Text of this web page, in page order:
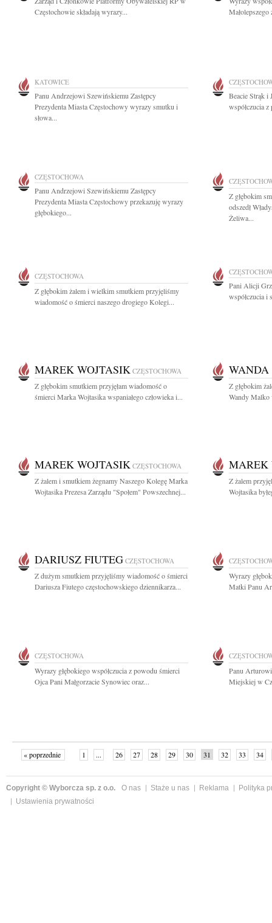
Częstochowie składają wyrazy...
KATOWICE
Panu Andrzejowi Szewińskiemu Zastępcy
Prezydenta Miasta Częstochowy wyrazy smutku i
słowa...
Beacie Strąk i
współczucia
CZĘSTOCHOWA
Panu Andrzejowi Szewińskiemu Zastępcy
Prezydenta Miasta Częstochowy przekazuję wyrazy
głębokiego...
Z głębokim
odszedł
Żeliwa...
CZĘSTOCHOWA
Z głębokim żalem i wielkim smutkiem przyjęliśmy
wiadomość o śmierci naszego drogiego Kolegi...
Pani Alicji
współczucia i
MAREK WOJTASIK CZĘSTOCHOWA
Z głębokim smutkiem przyjęłam wiadomość o
śmierci Marka Wojtasika wspaniałego człowieka i...
Z głębokim
Wandy Malko
MAREK WOJTASIK CZĘSTOCHOWA
Z żalem i smutkiem żegnamy Naszego Kolegę Marka
Wojtasika Prezesa Zarządu "Społem" Powszechnej...
MAREK
Z żalem
Wojtasika
DARIUSZ FIUTEG CZĘSTOCHOWA
Z dużym smutkiem przyjęliśmy wiadomość o śmierci
Dariusza Fiutego częstochowskiego dziennikarza...
Wyrazy
Matki Panu
CZĘSTOCHOWA
Wyrazy głębokiego współczucia z powodu śmierci
Ojca Pani Małgorzacie Synowiec oraz...
Panu
Miejskiej w
« poprzednie 1 ... 26 27 28 29 30 31 32 33
34
Copyright © Wyborcza sp. z o.o. O nas Staże u nas Reklama
Polityka
Ustawienia prywatności